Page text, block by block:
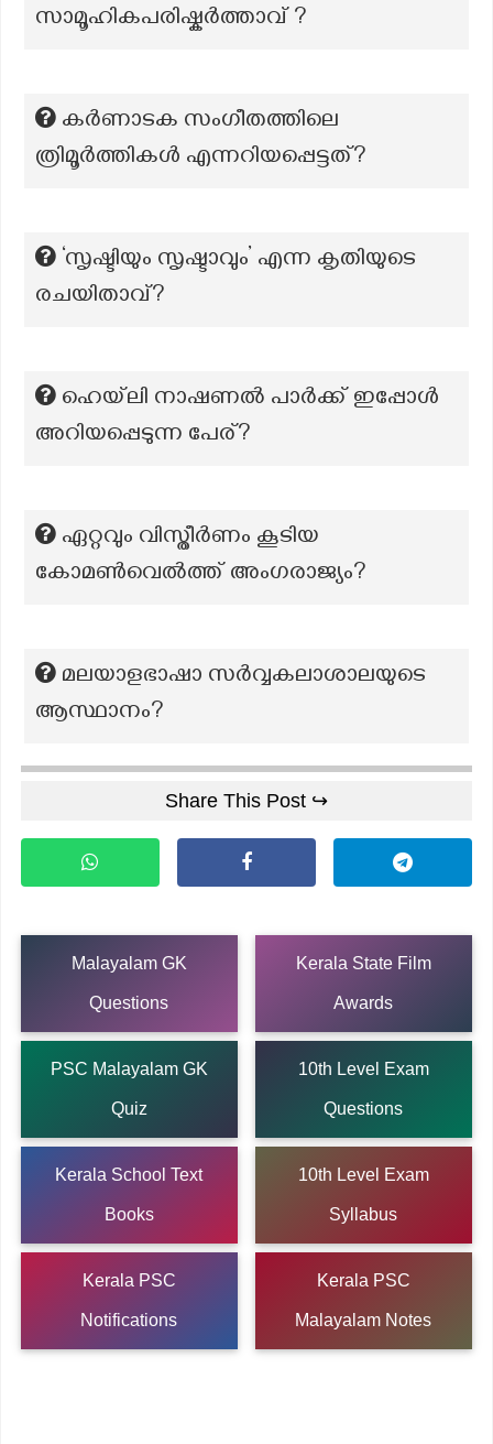
സാമൂഹികപരിഷ്കർത്താവ് ?
കർണാടക സംഗീതത്തിലെ
ത്രിമൂർത്തികൾ എന്നറിയപ്പെട്ടത്?
‘സൃഷ്ടിയും സൃഷ്ടാവും’ എന്ന കൃതിയുടെ
രചയിതാവ്?
ഹെയ്‌ലി നാഷണൽ പാർക്ക് ഇപ്പോൾ
അറിയപ്പെടുന്ന പേര്?
ഏറ്റവും വിസ്തീർണം കൂടിയ
കോമൺവെൽത്ത് അംഗരാജ്യം?
മലയാളഭാഷാ സര്‍വ്വകലാശാലയുടെ
ആസ്ഥാനം?
Share This Post ↪
Malayalam GK
Questions
Kerala State Film
Awards
PSC Malayalam GK
Quiz
10th Level Exam
Questions
Kerala School Text
Books
10th Level Exam
Syllabus
Kerala PSC
Notifications
Kerala PSC
Malayalam Notes